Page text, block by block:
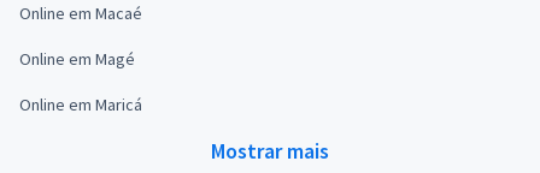
Online em Macaé
Online em Magé
Online em Maricá
Mostrar mais